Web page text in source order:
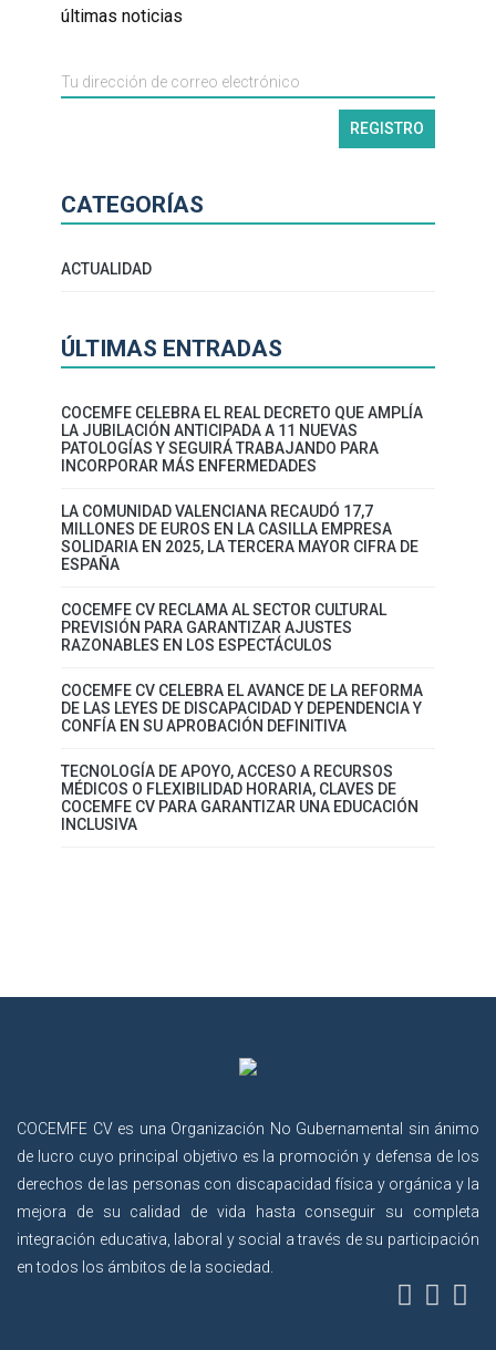
últimas noticias
CATEGORÍAS
ACTUALIDAD
ÚLTIMAS ENTRADAS
COCEMFE CELEBRA EL REAL DECRETO QUE AMPLÍA
LA JUBILACIÓN ANTICIPADA A 11 NUEVAS
PATOLOGÍAS Y SEGUIRÁ TRABAJANDO PARA
INCORPORAR MÁS ENFERMEDADES
LA COMUNIDAD VALENCIANA RECAUDÓ 17,7
MILLONES DE EUROS EN LA CASILLA EMPRESA
SOLIDARIA EN 2025, LA TERCERA MAYOR CIFRA DE
ESPAÑA
COCEMFE CV RECLAMA AL SECTOR CULTURAL
PREVISIÓN PARA GARANTIZAR AJUSTES
RAZONABLES EN LOS ESPECTÁCULOS
COCEMFE CV CELEBRA EL AVANCE DE LA REFORMA
DE LAS LEYES DE DISCAPACIDAD Y DEPENDENCIA Y
CONFÍA EN SU APROBACIÓN DEFINITIVA
TECNOLOGÍA DE APOYO, ACCESO A RECURSOS
MÉDICOS O FLEXIBILIDAD HORARIA, CLAVES DE
COCEMFE CV PARA GARANTIZAR UNA EDUCACIÓN
INCLUSIVA
COCEMFE CV es una Organización No Gubernamental sin ánimo
de lucro cuyo principal objetivo es la promoción y defensa de los
derechos de las personas con discapacidad física y orgánica y la
mejora de su calidad de vida hasta conseguir su completa
integración educativa, laboral y social a través de su participación
en todos los ámbitos de la sociedad.